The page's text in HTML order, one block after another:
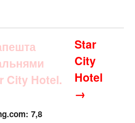
Star
City
Hotel
→
7,8